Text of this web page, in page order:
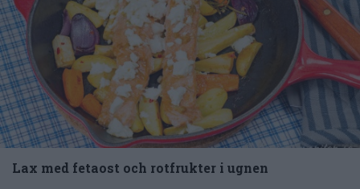
Lax med fetaost och rotfrukter i ugnen